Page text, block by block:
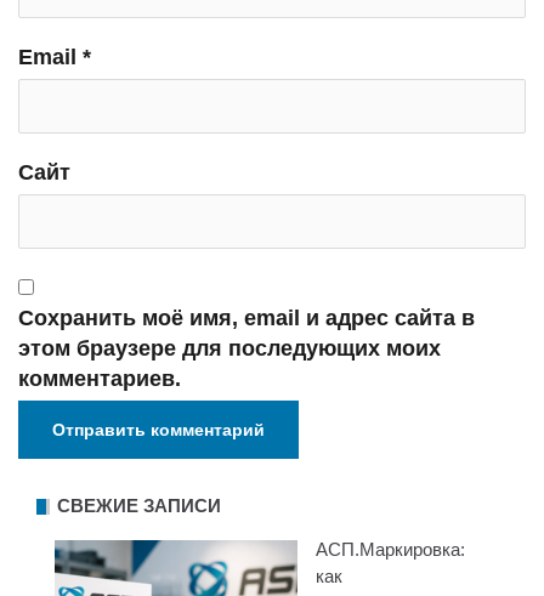
Email *
Сайт
Сохранить моё имя, email и адрес сайта в
этом браузере для последующих моих
комментариев.
СВЕЖИЕ ЗАПИСИ
АСП.Маркировка:
как